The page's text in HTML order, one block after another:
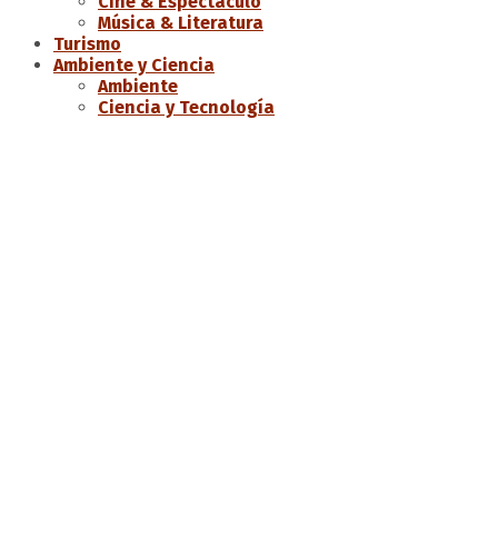
Música & Literatura
Turismo
Ambiente y Ciencia
Ambiente
Ciencia y Tecnología